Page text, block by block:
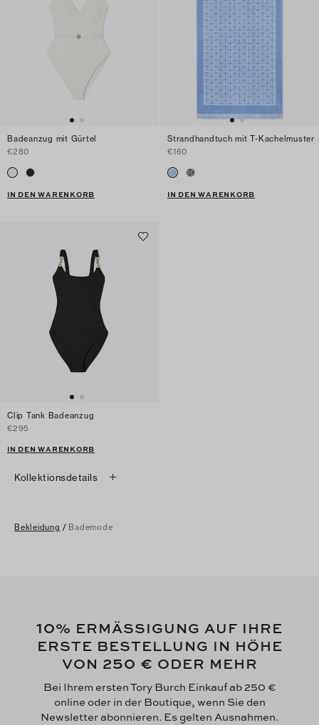
Badeanzug mit Gürtel
€280
IN DEN WARENKORB
Strandhandtuch mit T-Kachelmuster
€160
IN DEN WARENKORB
Clip Tank Badeanzug
€295
IN DEN WARENKORB
Kollektionsdetails
Bekleidung / Bademode
10% ERMÄSSIGUNG AUF IHRE
ERSTE BESTELLUNG IN HÖHE
VON 250 € ODER MEHR
Bei Ihrem ersten Tory Burch Einkauf ab 250 €
online oder in der Boutique, wenn Sie den
Newsletter abonnieren. Es gelten Ausnahmen.